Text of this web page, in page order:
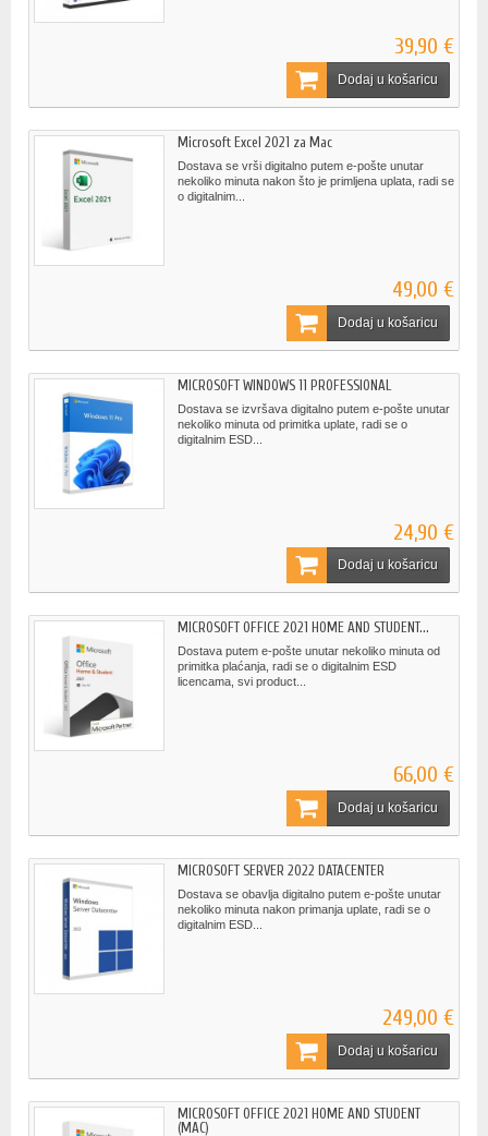
39,90 €
Dodaj u košaricu
Microsoft Excel 2021 za Mac
Dostava se vrši digitalno putem e-pošte unutar
nekoliko minuta nakon što je primljena uplata, radi se
o digitalnim...
49,00 €
Dodaj u košaricu
MICROSOFT WINDOWS 11 PROFESSIONAL
Dostava se izvršava digitalno putem e-pošte unutar
nekoliko minuta od primitka uplate, radi se o
digitalnim ESD...
24,90 €
Dodaj u košaricu
MICROSOFT OFFICE 2021 HOME AND STUDENT...
Dostava putem e-pošte unutar nekoliko minuta od
primitka plaćanja, radi se o digitalnim ESD
licencama, svi product...
66,00 €
Dodaj u košaricu
MICROSOFT SERVER 2022 DATACENTER
Dostava se obavlja digitalno putem e-pošte unutar
nekoliko minuta nakon primanja uplate, radi se o
digitalnim ESD...
249,00 €
Dodaj u košaricu
MICROSOFT OFFICE 2021 HOME AND STUDENT
(MAC)